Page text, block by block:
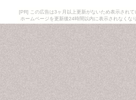
[PR] この広告は3ヶ月以上更新がないため表示されて
ホームページを更新後24時間以内に表示されなくな